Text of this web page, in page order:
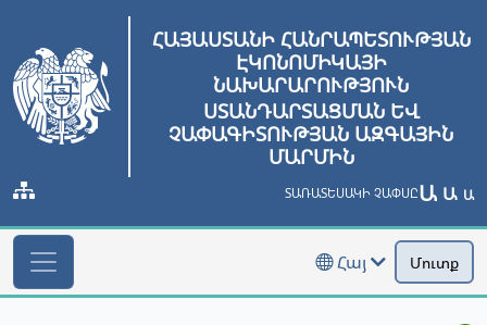
ՀԱՅԱՍՏԱՆԻ ՀԱՆՐԱՊԵՏՈՒԹՅԱՆ
ԷԿՈՆՈՄԻԿԱՅԻ
ՆԱԽԱՐԱՐՈՒԹՅՈՒՆ
ՍՏԱՆԴԱՐՏԱՑՄԱՆ ԵՎ
ՉԱՓԱԳԻՏՈՒԹՅԱՆ ԱԶԳԱՅԻՆ
ՄԱՐՄԻՆ
ՏԱՌԱՏԵՍԱԿԻ ՉԱՓՍԸԱ Ա Ա
Հայ Մուտք